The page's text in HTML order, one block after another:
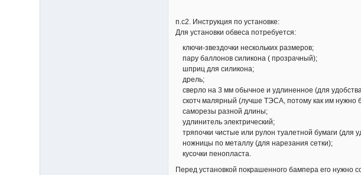
п.с2. Инструкция по установке:
Для установки обвеса потребуется:
ключи-звездочки нескольких размеров;
пару баллонов силикона ( прозрачный);
шприц для силикона;
дрель;
сверло на 3 мм обычное и удлиненное (для удобства
скотч малярный (лучше ТЭСА, потому как им нужно
саморезы разной длины;
удлинитель электрический;
тряпочки чистые или рулон туалетной бумаги (для
ножницы по металлу (для нарезания сетки);
кусочки пенопласта.
Перед установкой покрашенного бампера его нужно